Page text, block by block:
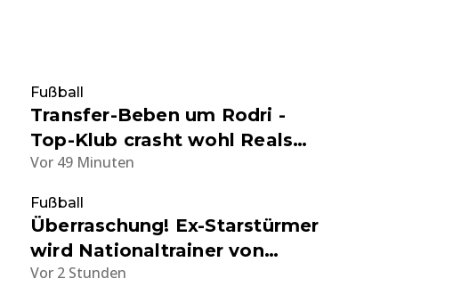
Fußball
Transfer-Beben um Rodri -
Top-Klub crasht wohl Reals
Wunschwechsel
Vor 49 Minuten
Fußball
Überraschung! Ex-Starstürmer
wird Nationaltrainer von
Uruguay
Vor 2 Stunden